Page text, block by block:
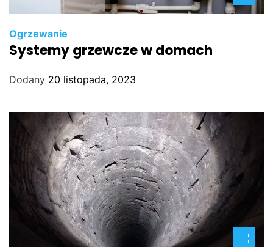
Ogrzewanie
Systemy grzewcze w domach
Dodany 20 listopada, 2023